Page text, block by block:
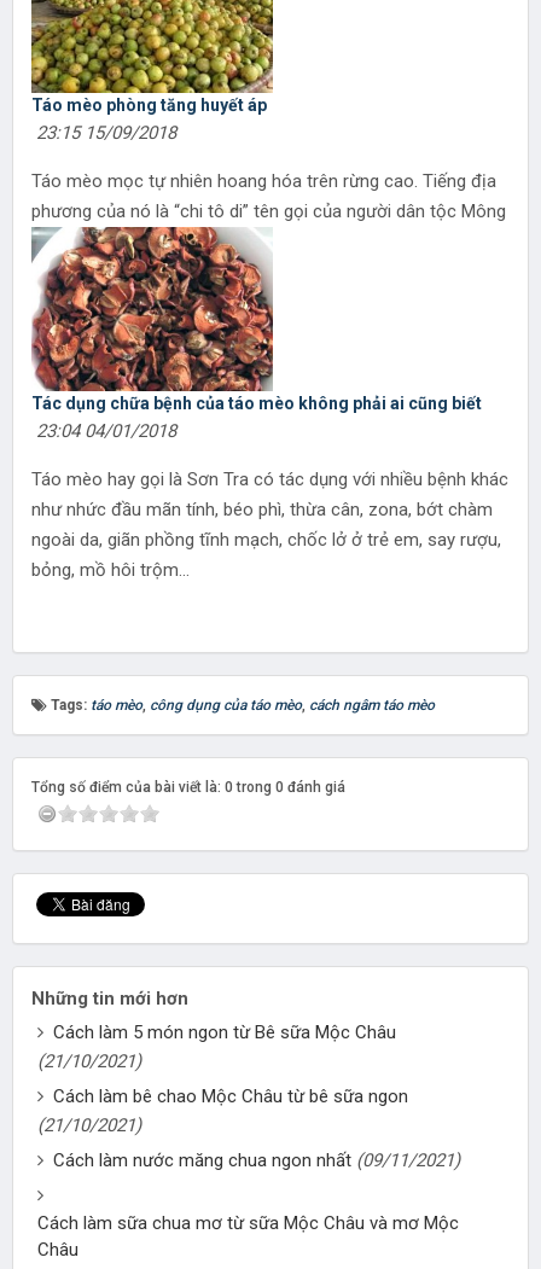
Táo mèo phòng tăng huyết áp
23:15 15/09/2018
Táo mèo mọc tự nhiên hoang hóa trên rừng cao. Tiếng địa
phương của nó là “chi tô di” tên gọi của người dân tộc Mông
Tác dụng chữa bệnh của táo mèo không phải ai cũng biết
23:04 04/01/2018
Táo mèo hay gọi là Sơn Tra có tác dụng với nhiều bệnh khác
như nhức đầu mãn tính, béo phì, thừa cân, zona, bớt chàm
ngoài da, giãn phồng tĩnh mạch, chốc lở ở trẻ em, say rượu,
bỏng, mồ hôi trộm…
Tags: táo mèo, công dụng của táo mèo, cách ngâm táo mèo
Tổng số điểm của bài viết là: 0 trong 0 đánh giá
Những tin mới hơn
Cách làm 5 món ngon từ Bê sữa Mộc Châu
(21/10/2021)
Cách làm bê chao Mộc Châu từ bê sữa ngon
(21/10/2021)
Cách làm nước măng chua ngon nhất (09/11/2021)
Cách làm sữa chua mơ từ sữa Mộc Châu và mơ Mộc
Châu